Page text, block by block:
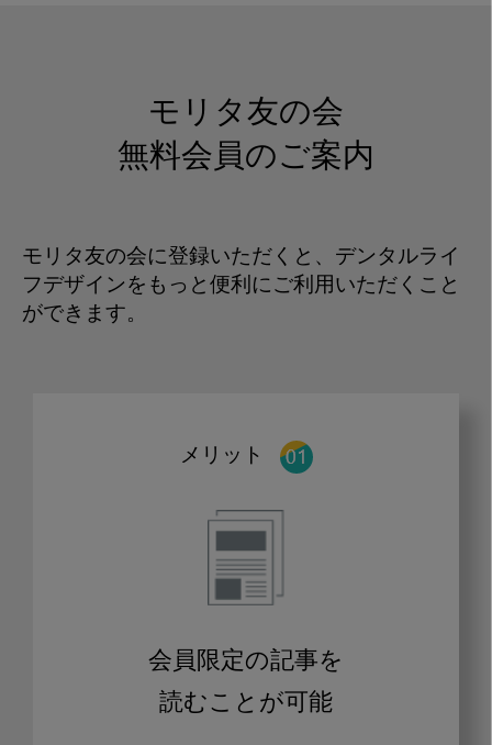
モリタ友の会
無料会員のご案内
モリタ友の会に登録いただくと、デンタルライ
フデザインをもっと便利にご利用いただくこと
ができます。
メリット
会員限定の記事を
読むことが可能